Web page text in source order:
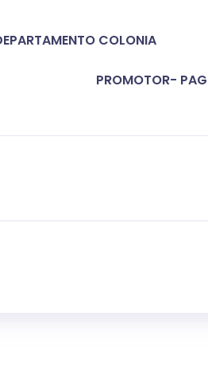
COLONIA
PROMOTOR-